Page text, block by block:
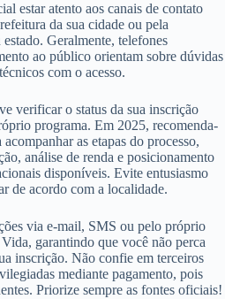
estar atento aos canais de contato
da sua cidade ou pela
Geralmente, telefones
ao público orientam sobre dúvidas
com o acesso.
verificar o status da sua inscrição
programa. Em 2025, recomenda-
as etapas do processo,
análise de renda e posicionamento
disponíveis. Evite entusiasmo
de acordo com a localidade.
via e-mail, SMS ou pelo próprio
garantindo que você não perca
inscrição. Não confie em terceiros
mediante pagamento, pois
Priorize sempre as fontes oficiais!